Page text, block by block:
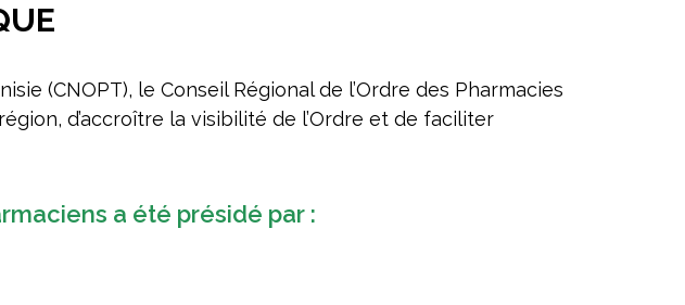
(CNOPT), le Conseil Régional de l’Ordre des Pharmacies
d’accroître la visibilité de l’Ordre et de faciliter
a été présidé par :